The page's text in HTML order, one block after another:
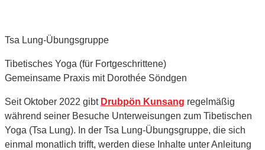
Tsa Lung-Übungsgruppe
Tibetisches Yoga (für Fortgeschrittene)
Gemeinsame Praxis mit Dorothée Söndgen
Seit Oktober 2022 gibt Drubpön Kunsang regelmäßig
während seiner Besuche Unterweisungen zum Tibetischen
Yoga (Tsa Lung). In der Tsa Lung-Übungs­gruppe, die sich
einmal monatlich trifft, werden diese Inhalte unter Anleitung